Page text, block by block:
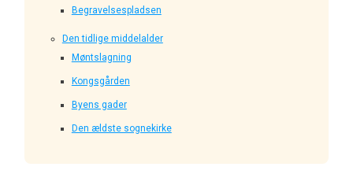
Begravelsespladsen
Den tidlige middelalder
Møntslagning
Kongsgården
Byens gader
Den ældste sognekirke